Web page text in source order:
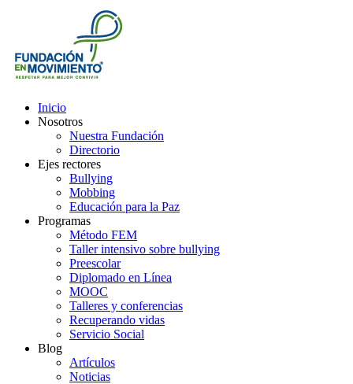
Inicio
Nosotros
Nuestra Fundación
Directorio
Ejes rectores
Bullying
Mobbing
Educación para la Paz
Programas
Método FEM
Taller intensivo sobre bullying
Preescolar
Diplomado en Línea
MOOC
Talleres y conferencias
Recuperando vidas
Servicio Social
Blog
Artículos
Noticias